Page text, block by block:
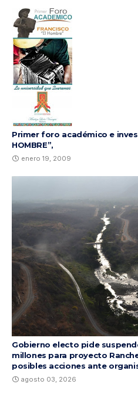
Primer foro académico e
HOMBRE”,
enero 19, 2009
Gobierno electo pide
millones para proyecto
posibles acciones ante
agosto 03, 2026